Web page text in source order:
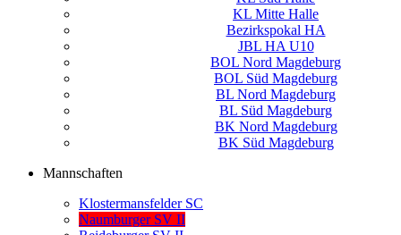
KL Mitte Halle
Bezirkspokal HA
JBL HA U10
BOL Nord Magdeburg
BOL Süd Magdeburg
BL Nord Magdeburg
BL Süd Magdeburg
BK Nord Magdeburg
BK Süd Magdeburg
Mannschaften
Klostermansfelder SC
Naumburger SV II